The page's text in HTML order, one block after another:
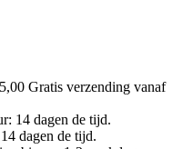
Gratis verzending vanaf
dagen de tijd.